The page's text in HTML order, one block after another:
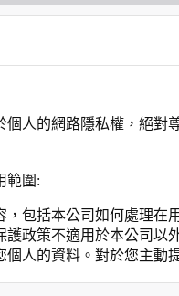
個人的網路隱私權，絕對
範圍:
，包括本公司如何處理
護政策不適用於本公司以
個人的資料。對於您主動